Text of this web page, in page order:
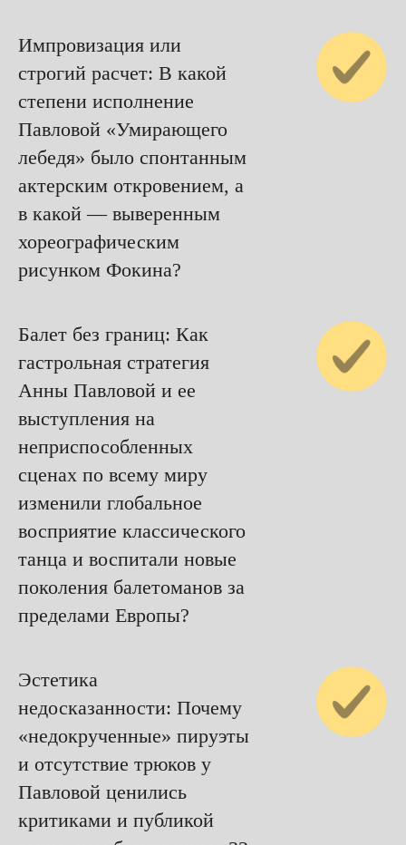
Импровизация или
строгий расчет: В какой
степени исполнение
Павловой «Умирающего
лебедя» было спонтанным
актерским откровением, а
в какой — выверенным
хореографическим
рисунком Фокина?
Балет без границ: Как
гастрольная стратегия
Анны Павловой и ее
выступления на
неприспособленных
сценах по всему миру
изменили глобальное
восприятие классического
танца и воспитали новые
поколения балетоманов за
пределами Европы?
Эстетика
недосказанности: Почему
«недокрученные» пируэты
и отсутствие трюков у
Павловой ценились
критиками и публикой